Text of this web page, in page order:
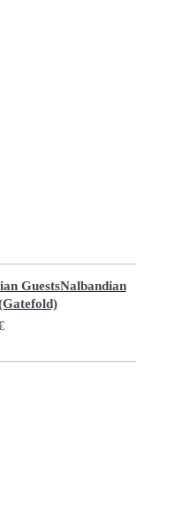
GuestsNalbandian